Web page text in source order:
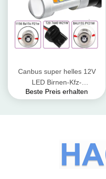
Canbus super helles 12V
LED Birnen-Kfz-
Kennzeichen-Licht Bremsder
Beste Preis erhalten